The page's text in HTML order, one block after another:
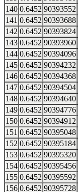
140 0.6452 90393552
141 0.6452 90393688
142 0.6452 90393824
143 0.6452 90393960
144 0.6452 90394096
145 0.6452 90394232
146 0.6452 90394368
147 0.6452 90394504
148 0.6452 90394640
149 0.6452 90394776
150 0.6452 90394912
151 0.6452 90395048
152 0.6452 90395184
153 0.6452 90395320
154 0.6452 90395456
155 0.6452 90395592
156 0.6452 90395728